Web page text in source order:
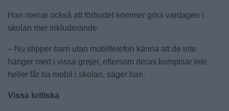
Han menar också att förbudet kommer göra vardagen i
skolan mer inkluderande.
– Nu slipper barn utan mobiltelefon känna att de inte
hänger med i vissa grejer, eftersom deras kompisar inte
heller får ha mobil i skolan, säger han.
Vissa kritiska